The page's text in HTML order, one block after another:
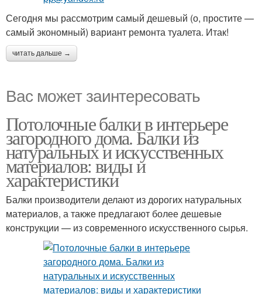
Сегодня мы рассмотрим самый дешевый (о, простите —
самый экономный) вариант ремонта туалета. Итак!
читать дальше →
Вас может заинтересовать
Потолочные балки в интерьере
загородного дома. Балки из
натуральных и искусственных
материалов: виды и
характеристики
Балки производители делают из дорогих натуральных
материалов, а также предлагают более дешевые
конструкции — из современного искусственного сырья.